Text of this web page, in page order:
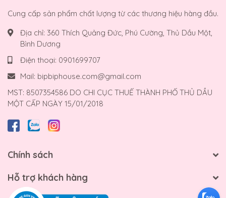
Cung cấp sản phẩm chất lượng từ các thương hiệu hàng đầu.
Địa chỉ: 360 Thích Quảng Đức, Phú Cường, Thủ Dầu Một,
Bình Dương
Điện thoại: 0901699707
Mail: bipbiphouse.com@gmail.com
MST: 8507354586 DO CHI CỤC THUẾ THÀNH PHỐ THỦ DẦU
MỘT CẤP NGÀY 15/01/2018
Chính sách
Hỗ trợ khách hàng